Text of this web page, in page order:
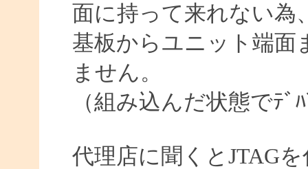
面に持って来れない為
基板からユニット端面
ません。
（組み込んだ状態でﾃﾞ
代理店に聞くとJTAG